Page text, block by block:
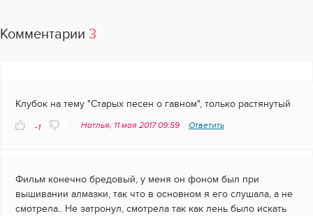
Комментарии 3
Клубок на тему "Старых песен о гавном", только растянутый
-1 Натлья, 11 мая 2017 09:59 Ответить
Фильм конечно бредовый, у меня он фоном был при
вышивании алмазки, так что в основном я его слушала, а не
смотрела.. Не затронул, смотрела так как лень было искать